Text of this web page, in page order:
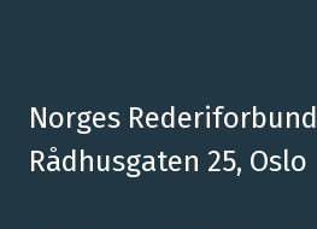
Norges Rederiforbund
Rådhusgaten 25, Oslo